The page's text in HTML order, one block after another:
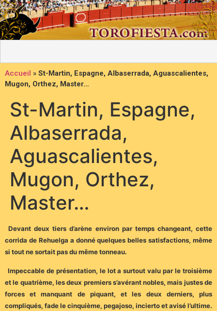
Accueil » St-Martin, Espagne, Albaserrada, Aguascalientes,
Mugon, Orthez, Master…
St-Martin, Espagne,
Albaserrada,
Aguascalientes,
Mugon, Orthez,
Master…
Devant deux tiers d’arène environ par temps changeant, cette
corrida de Rehuelga a donné quelques belles satisfactions, même
si tout ne sortait pas du même tonneau.
Impeccable de présentation, le lot a surtout valu par le troisième
et le quatrième, les deux premiers s’avérant nobles, mais justes de
forces et manquant de piquant, et les deux derniers, plus
compliqués, fade le cinquième, pegajoso, incierto et avisé l’ultime.